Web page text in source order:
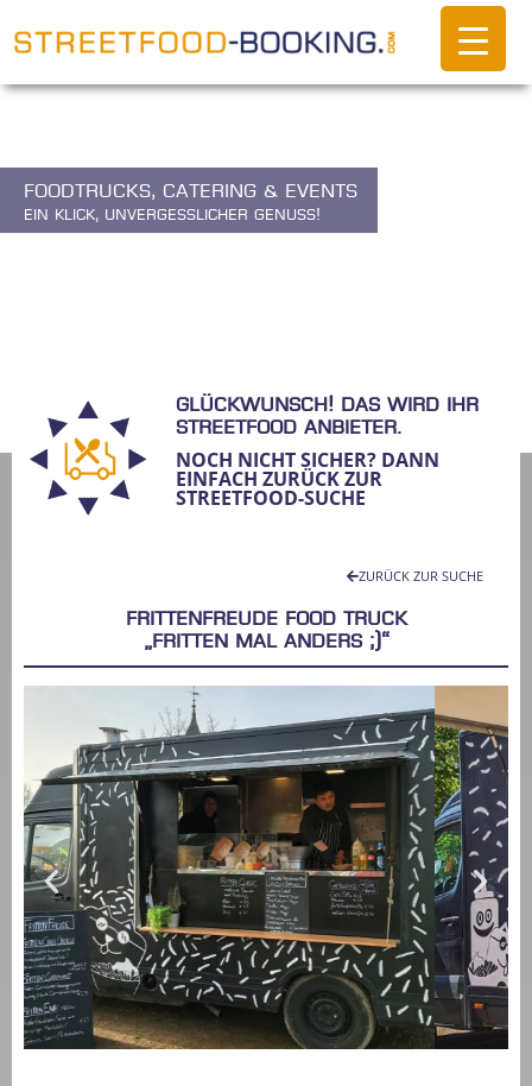
Foodtrucks, Catering & Events
Ein Klick, unvergesslicher Genuss!
Glückwunsch! Das wird ihr
Streetfood Anbieter.
NOCH NICHT SICHER? DANN
EINFACH ZURÜCK ZUR
STREETFOOD-SUCHE
ZURÜCK ZUR SUCHE
FRITTENFREUDE FOOD TRUCK
„Fritten mal anders ;)“